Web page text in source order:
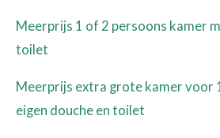
Meerprijs 1 of 2 persoons kamer
toilet
Meerprijs extra grote kamer voor
eigen douche en toilet